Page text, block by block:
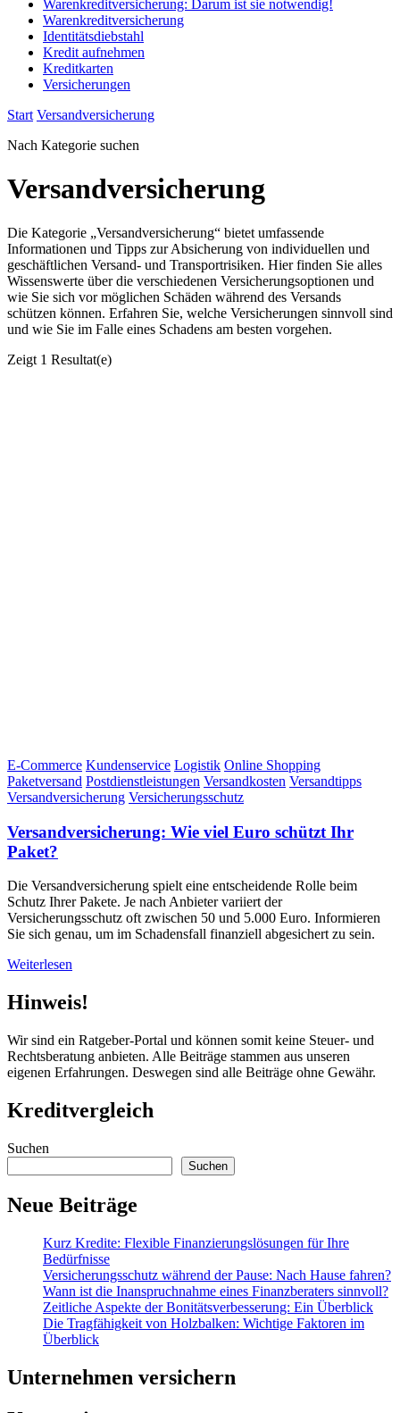
Warenkreditversicherung: Darum ist sie notwendig!
Warenkreditversicherung
Identitätsdiebstahl
Kredit aufnehmen
Kreditkarten
Versicherungen
Start Versandversicherung
Nach Kategorie suchen
Versandversicherung
Die Kategorie „Versandversicherung“ bietet umfassende
Informationen und Tipps zur Absicherung von individuellen und
geschäftlichen Versand- und Transportrisiken. Hier finden Sie alles
Wissenswerte über die verschiedenen Versicherungsoptionen und
wie Sie sich vor möglichen Schäden während des Versands
schützen können. Erfahren Sie, welche Versicherungen sinnvoll sind
und wie Sie im Falle eines Schadens am besten vorgehen.
Zeigt 1 Resultat(e)
E-Commerce Kundenservice Logistik Online Shopping
Paketversand Postdienstleistungen Versandkosten Versandtipps
Versandversicherung Versicherungsschutz
Versandversicherung: Wie viel Euro schützt Ihr
Paket?
Die Versandversicherung spielt eine entscheidende Rolle beim
Schutz Ihrer Pakete. Je nach Anbieter variiert der
Versicherungsschutz oft zwischen 50 und 5.000 Euro. Informieren
Sie sich genau, um im Schadensfall finanziell abgesichert zu sein.
Weiterlesen
Hinweis!
Wir sind ein Ratgeber-Portal und können somit keine Steuer- und
Rechtsberatung anbieten. Alle Beiträge stammen aus unseren
eigenen Erfahrungen. Deswegen sind alle Beiträge ohne Gewähr.
Kreditvergleich
Suchen
Suchen
Neue Beiträge
Kurz Kredite: Flexible Finanzierungslösungen für Ihre
Bedürfnisse
Versicherungsschutz während der Pause: Nach Hause fahren?
Wann ist die Inanspruchnahme eines Finanzberaters sinnvoll?
Zeitliche Aspekte der Bonitätsverbesserung: Ein Überblick
Die Tragfähigkeit von Holzbalken: Wichtige Faktoren im
Überblick
Unternehmen versichern